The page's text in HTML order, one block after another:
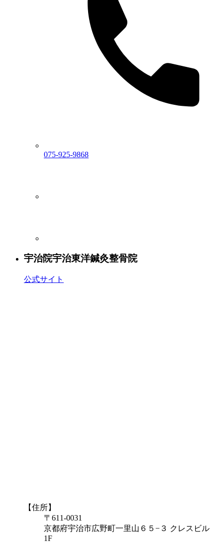
075-925-9868
宇治院宇治東洋鍼灸整骨院
公式サイト
【住所】
〒611-0031
京都府宇治市広野町一里山６５−３ クレスビル
1F